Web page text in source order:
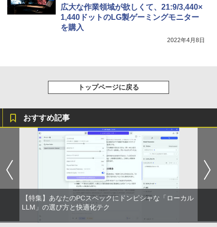
広大な作業領域が欲しくて、21:9/3,440×
1,440ドットのLG製ゲーミングモニター
を購入
2022年4月8日
トップページに戻る
おすすめ記事
【特集】あなたのPCスペックにドンピシャな「ローカル
LLM」の選び方と快適化テク